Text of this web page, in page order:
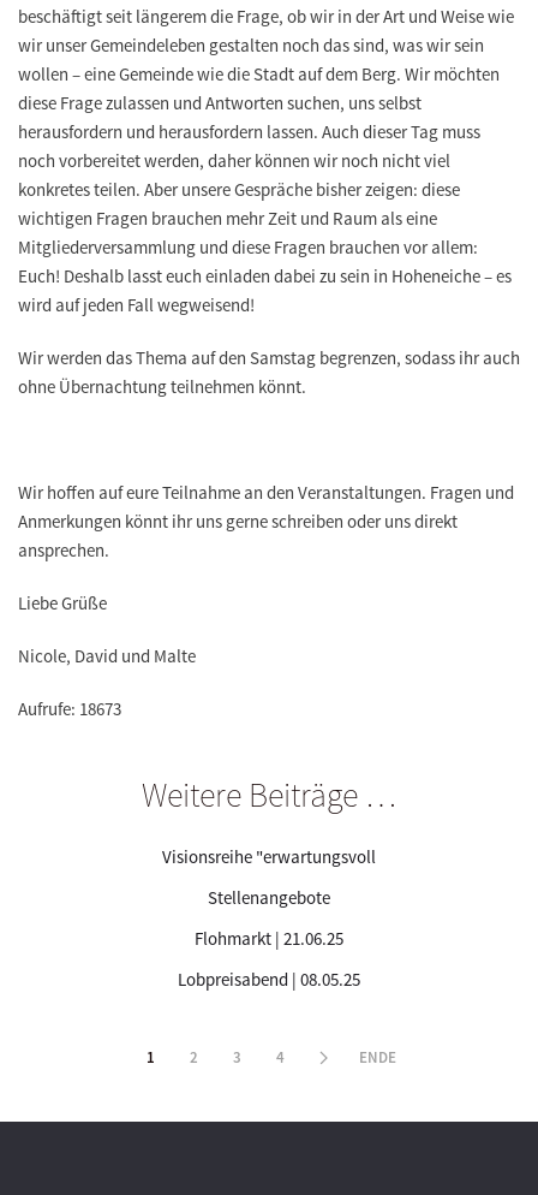
beschäftigt seit längerem die Frage, ob wir in der Art und Weise wie
wir unser Gemeindeleben gestalten noch das sind, was wir sein
wollen – eine Gemeinde wie die Stadt auf dem Berg. Wir möchten
diese Frage zulassen und Antworten suchen, uns selbst
herausfordern und herausfordern lassen. Auch dieser Tag muss
noch vorbereitet werden, daher können wir noch nicht viel
konkretes teilen. Aber unsere Gespräche bisher zeigen: diese
wichtigen Fragen brauchen mehr Zeit und Raum als eine
Mitgliederversammlung und diese Fragen brauchen vor allem:
Euch! Deshalb lasst euch einladen dabei zu sein in Hoheneiche – es
wird auf jeden Fall wegweisend!
Wir werden das Thema auf den Samstag begrenzen, sodass ihr auch
ohne Übernachtung teilnehmen könnt.
Wir hoffen auf eure Teilnahme an den Veranstaltungen. Fragen und
Anmerkungen könnt ihr uns gerne schreiben oder uns direkt
ansprechen.
Liebe Grüße
Nicole, David und Malte
Aufrufe: 18673
Weitere Beiträge …
Visionsreihe "erwartungsvoll
Stellenangebote
Flohmarkt | 21.06.25
Lobpreisabend | 08.05.25
1 2 3 4 ENDE